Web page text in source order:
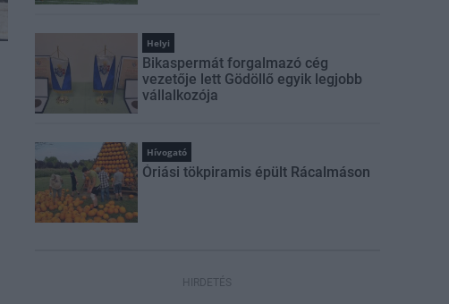
Helyi
Bikaspermát forgalmazó cég
vezetője lett Gödöllő egyik legjobb
vállalkozója
Hívogató
Óriási tökpiramis épült Rácalmáson
HIRDETÉS